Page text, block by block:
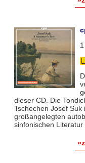
dieser CD. Die
Tschechen Josef Suk
großangelegten
sinfonischen